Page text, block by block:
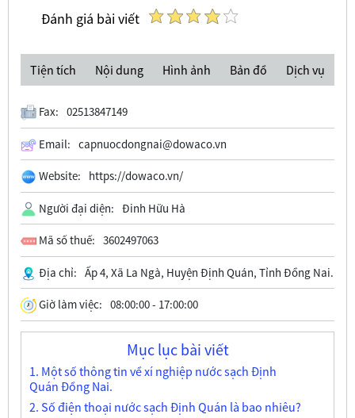
Đánh giá bài viết
Tiện tích Nội dung Hình ảnh Bản đồ Dịch vụ
Fax: 02513847149
Email: capnuocdongnai@dowaco.vn
Website: https://dowaco.vn/
Người đại diện: Đinh Hữu Hà
Mã số thuế: 3602497063
Địa chỉ: Ấp 4, Xã La Ngà, Huyện Định Quán, Tỉnh Đồng Nai.
Giờ làm việc: 08:00:00 - 17:00:00
Mục lục bài viết
1. Một số thông tin về xí nghiệp nước sạch Định
Quán Đồng Nai.
2. Số điện thoại nước sạch Định Quán là bao nhiêu?